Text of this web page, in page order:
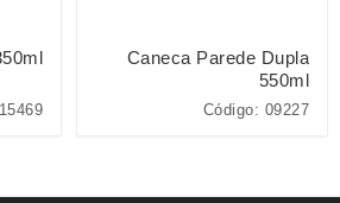
Caneca Parede Dupla
550ml
Código: 09227